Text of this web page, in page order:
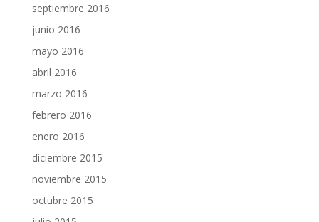
septiembre 2016
junio 2016
mayo 2016
abril 2016
marzo 2016
febrero 2016
enero 2016
diciembre 2015
noviembre 2015
octubre 2015